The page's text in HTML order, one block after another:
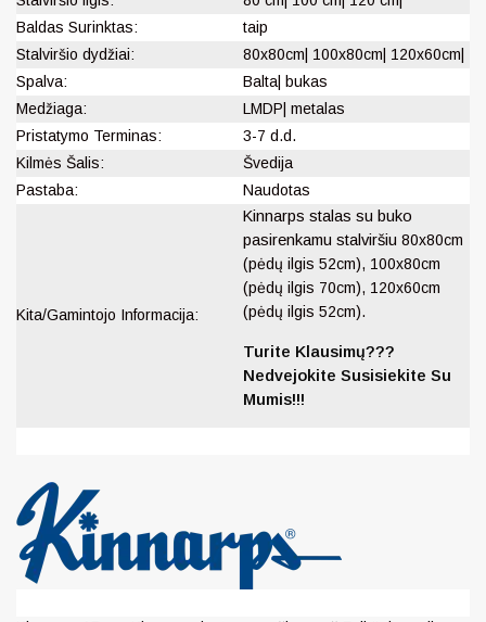
Baldas Surinktas:
taip
Stalviršio dydžiai:
80x80cm| 100x80cm| 120x60cm|
Spalva:
Balta| bukas
Medžiaga:
LMDP| metalas
Pristatymo Terminas:
3-7 d.d.
Kilmės Šalis:
Švedija
Pastaba:
Naudotas
Kita/Gamintojo Informacija:
Kinnarps stalas su buko
pasirenkamu stalviršiu 80x80cm
(pėdų ilgis 52cm), 100x80cm
(pėdų ilgis 70cm), 120x60cm
(pėdų ilgis 52cm).
Turite Klausimų???
Nedvejokite Susisiekite Su
Mumis!!!